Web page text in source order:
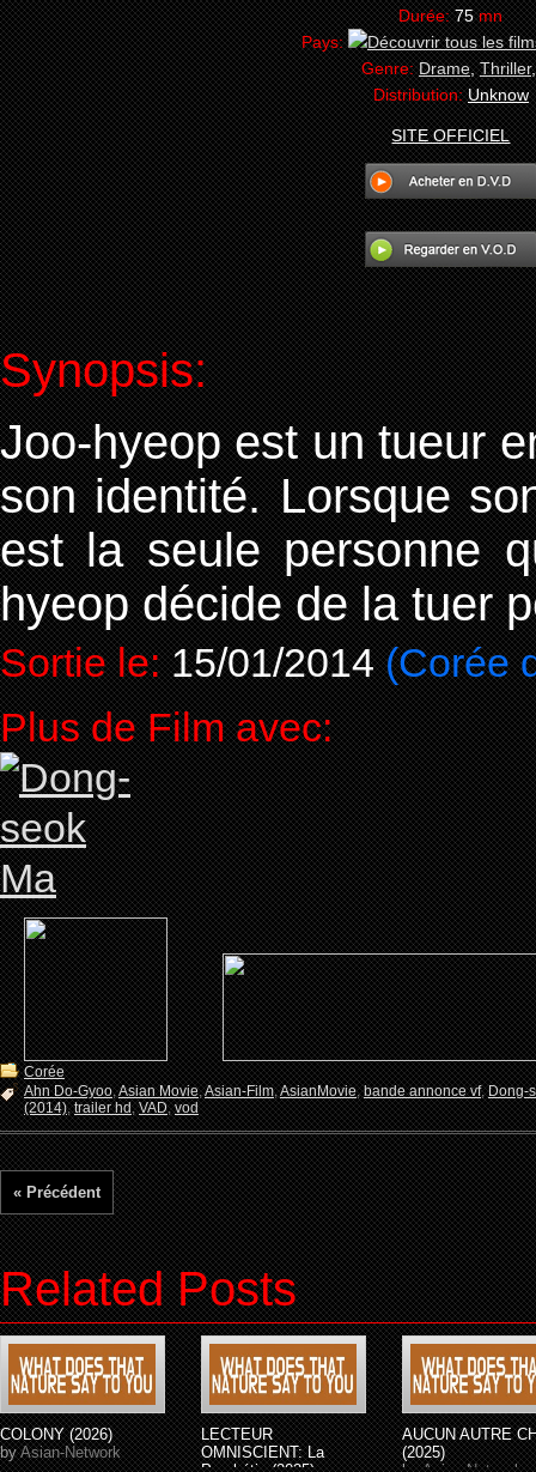
Durée:75mn
Pays:
Genre:Drame,Thriller
Distribution:Unknow
SITE OFFICIEL
Synopsis:
Joo-hyeop est un tueur
son identité. Lorsque
est la seule personne
hyeop décide de la tuer
Sortie le: 15/01/2014 (Corée
Plus de Film avec:
Corée
Ahn Do-Gyoo,Asian Movie,Asian-Film,AsianMovie,bande annonce vf,Dong-
(2014),trailer hd,VAD,vod
« Précédent
Related Posts
COLONY (2026)
byAsian-Network
LECTEUR
OMNISCIENT: La
AUCUN AUTRE
(2025)